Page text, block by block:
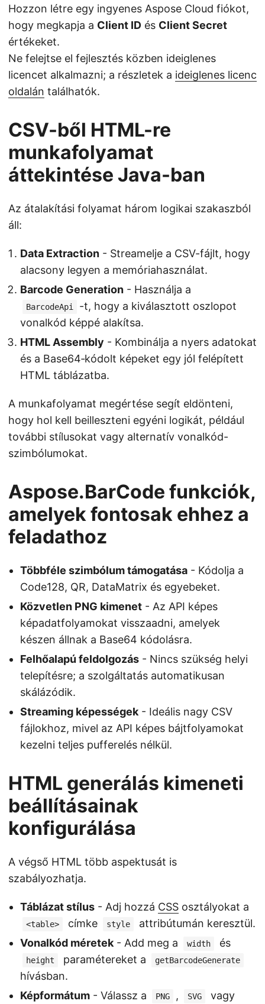
Hozzon létre egy ingyenes Aspose Cloud fiókot,
hogy megkapja a Client ID és Client Secret
értékeket.
Ne felejtse el fejlesztés közben ideiglenes
licencet alkalmazni; a részletek a ideiglenes licenc
oldalán találhatók.
CSV-ből HTML-re
munkafolyamat
áttekintése Java-ban
Az átalakítási folyamat három logikai szakaszból
áll:
Data Extraction - Streamelje a CSV-fájlt, hogy
alacsony legyen a memóriahasználat.
Barcode Generation - Használja a
BarcodeApi
-t, hogy a kiválasztott oszlopot
vonalkód képpé alakítsa.
HTML Assembly - Kombinálja a nyers adatokat
és a Base64‑kódolt képeket egy jól felépített
HTML táblázatba.
A munkafolyamat megértése segít eldönteni,
hogy hol kell beilleszteni egyéni logikát, például
további stílusokat vagy alternatív vonalkód-
szimbólumokat.
Aspose.BarCode funkciók,
amelyek fontosak ehhez a
feladathoz
Többféle szimbólum támogatása - Kódolja a
Code128, QR, DataMatrix és egyebeket.
Közvetlen PNG kimenet - Az API képes
képadatfolyamokat visszaadni, amelyek
készen állnak a Base64 kódolásra.
Felhőalapú feldolgozás - Nincs szükség helyi
telepítésre; a szolgáltatás automatikusan
skálázódik.
Streaming képességek - Ideális nagy CSV
fájlokhoz, mivel az API képes bájtfolyamokat
kezelni teljes pufferelés nélkül.
HTML generálás kimeneti
beállításainak
konfigurálása
A végső HTML több aspektusát is
szabályozhatja.
Táblázat stílus - Adj hozzá CSS osztályokat a
<table> címke style
attribútumán keresztül.
Vonalkód méretek - Add meg a width és
height paramétereket a getBarcodeGenerate
hívásban.
Képformátum - Válassz a PNG , SVG vagy